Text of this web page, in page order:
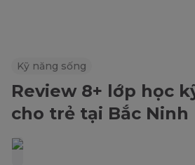
Kỹ năng sống
Review 8+ lớp học
cho trẻ tại Bắc Ninh